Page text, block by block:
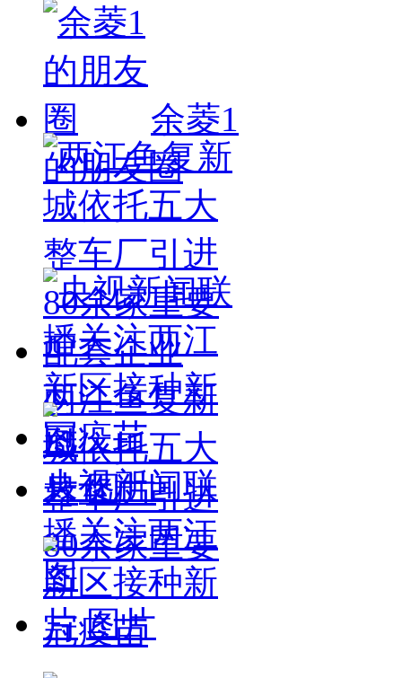
余菱1
的朋友圈
两江鱼复新
城依托五大
整车厂引进
80余家重要
央视新闻联
播关注两江
新区接种新
冠疫苗
图片
图片